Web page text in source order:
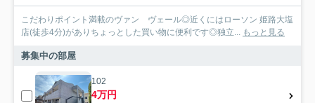
こだわりポイント満載のヴァン ヴェール◎近くにはローソン 姫路大塩
店(徒歩4分)がありちょっとした買い物に便利です◎独立... もっと見る
募集中の部屋
102
4万円